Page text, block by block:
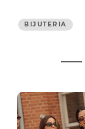
BIJUTERIA